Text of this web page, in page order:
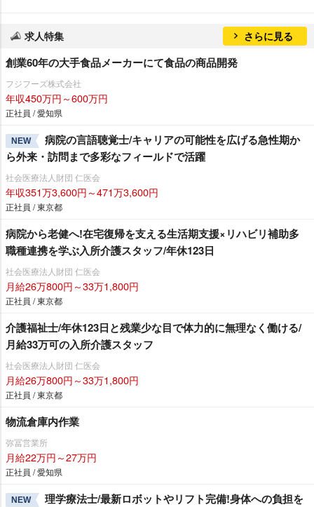
求人特集 さらに見る
創業60年の大手食品メーカーにて食品の商品開発
フジフーズ株式会社
年収450万円～600万円
正社員 / 愛知県
NEW
病院の言語聴覚士/キャリアの可能性を広げる急性期か
ら外来・訪問まで多彩なフィールドで活躍
社会医療法人財団 仁医会
年収351万3,600円～471万3,600円
正社員 / 東京都
病院から老健へ!在宅復帰を支える生活期支援×リハビリ補助多
職種連携を学ぶ入所介護スタッフ/年休123日
社会医療法人財団 仁医会
月給26万800円～33万1,800円
正社員 / 東京都
介護福祉士/年休123日と残業少な目で体力的に無理なく働ける/
月給33万可の入所介護スタッフ
社会医療法人財団 仁医会
月給26万800円～33万1,800円
正社員 / 東京都
物流倉庫内作業
弥冨営業所
月給22万円～27万円
正社員 / 愛知県
NEW
理学療法士/最新ロボットやリフト完備!身体への負担を